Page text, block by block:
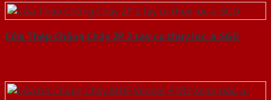
Cửa Thép Chống Cháy 2P 2 tay co thuy luc-a-SGD